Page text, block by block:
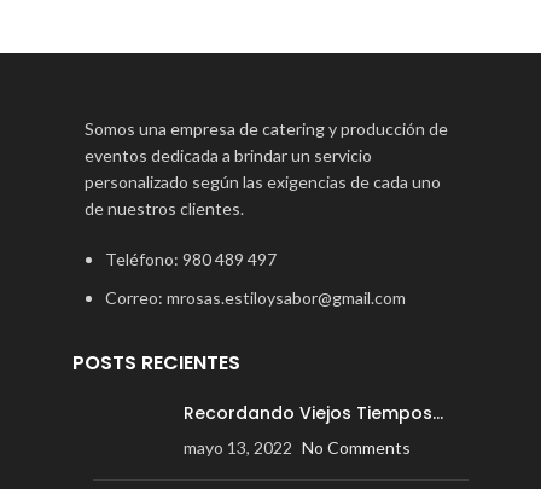
Somos una empresa de catering y producción de
eventos dedicada a brindar un servicio
personalizado según las exigencias de cada uno
de nuestros clientes.
Teléfono: 980 489 497
Correo: mrosas.estiloysabor@gmail.com
POSTS RECIENTES
Recordando Viejos Tiempos…
mayo 13, 2022 No Comments